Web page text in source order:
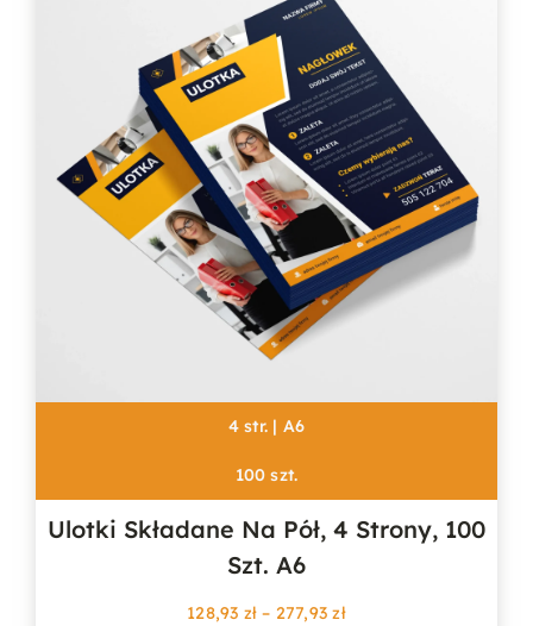
4 str. | A6
100 szt.
Ulotki Składane Na Pół, 4 Strony, 100
Szt. A6
128,93 zł – 277,93złZakres